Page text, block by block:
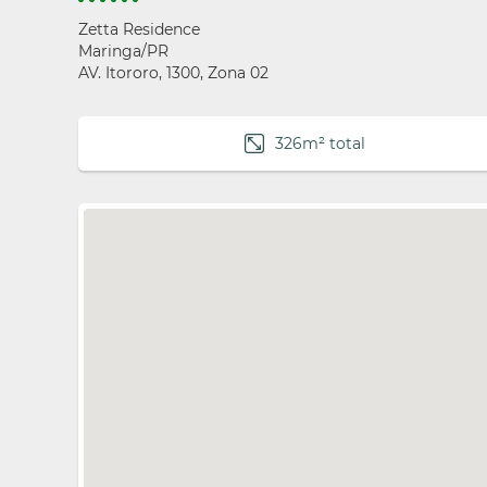
Zetta Residence
Maringa/PR
AV. Itororo, 1300, Zona 02
326m² total